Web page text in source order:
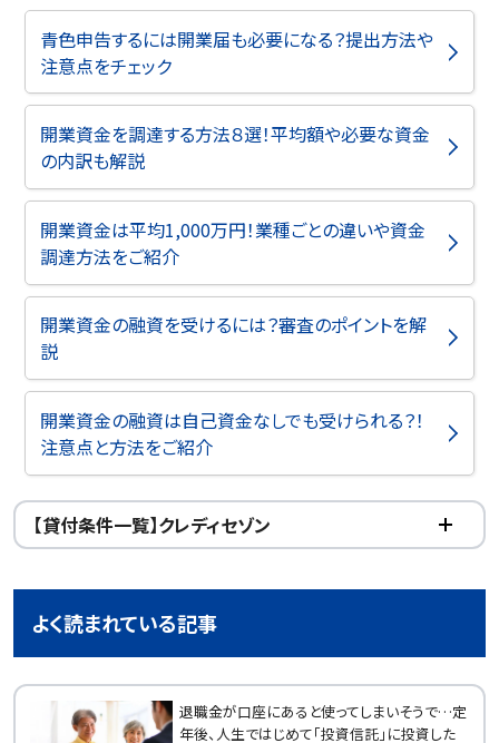
青色申告するには開業届も必要になる？提出方法や
注意点をチェック
開業資金を調達する方法８選！平均額や必要な資金
の内訳も解説
開業資金は平均1,000万円！業種ごとの違いや資金
調達方法をご紹介
開業資金の融資を受けるには？審査のポイントを解
説
開業資金の融資は自己資金なしでも受けられる？！
注意点と方法をご紹介
【貸付条件一覧】クレディセゾン
よく読まれている記事
退職金が口座にあると使ってしまいそうで…定
年後、人生ではじめて「投資信託」に投資した